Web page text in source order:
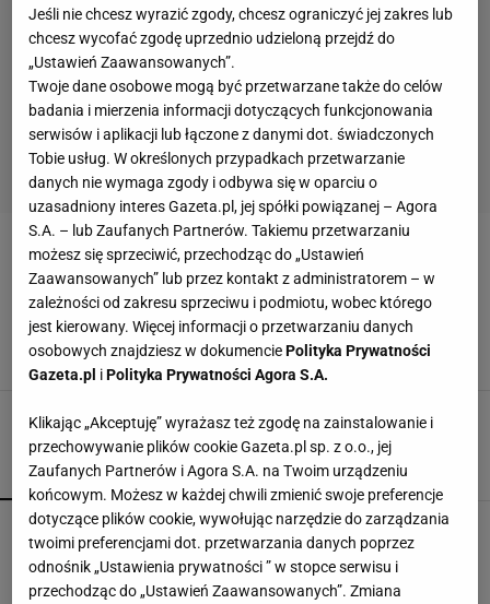
PODBIEGI
Góry zimą - bieganie w śniegu
Magda Ostrowska-Dołęgowska,
28 GRUDNIA 2011, 07:08
POPULARNE NAJNOWSZE
Brat Grbicia radzi mu nie wracać do Serbii. "To
przerażające"
Jeśli nie chcesz wyrazić zgody, chcesz ograniczyć jej zakres lub
chcesz wycofać zgodę uprzednio udzieloną przejdź do
„Ustawień Zaawansowanych”.
Twoje dane osobowe mogą być przetwarzane także do celów
badania i mierzenia informacji dotyczących funkcjonowania
serwisów i aplikacji lub łączone z danymi dot. świadczonych
Tobie usług. W określonych przypadkach przetwarzanie
danych nie wymaga zgody i odbywa się w oparciu o
uzasadniony interes Gazeta.pl, jej spółki powiązanej – Agora
S.A. – lub Zaufanych Partnerów. Takiemu przetwarzaniu
możesz się sprzeciwić, przechodząc do „Ustawień
Zaawansowanych” lub przez kontakt z administratorem – w
zależności od zakresu sprzeciwu i podmiotu, wobec którego
jest kierowany. Więcej informacji o przetwarzaniu danych
osobowych znajdziesz w dokumenciePolityka Prywatności
Gazeta.pl iPolityka Prywatności Agora S.A.
Klikając „Akceptuję” wyrażasz też zgodę na zainstalowanie i
przechowywanie plików cookie Gazeta.pl sp. z o.o., jej
Zaufanych Partnerów i Agora S.A. na Twoim urządzeniu
końcowym. Możesz w każdej chwili zmienić swoje preferencje
dotyczące plików cookie, wywołując narzędzie do zarządzania
twoimi preferencjami dot. przetwarzania danych poprzez
odnośnik „Ustawienia prywatności ” w stopce serwisu i
przechodząc do „Ustawień Zaawansowanych”. Zmiana